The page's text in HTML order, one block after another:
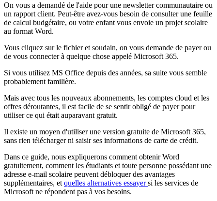
On vous a demandé de l'aide pour une newsletter communautaire ou
un rapport client. Peut-être avez-vous besoin de consulter une feuille
de calcul budgétaire, ou votre enfant vous envoie un projet scolaire
au format Word.
Vous cliquez sur le fichier et soudain, on vous demande de payer ou
de vous connecter à quelque chose appelé Microsoft 365.
Si vous utilisez MS Office depuis des années, sa suite vous semble
probablement familière.
Mais avec tous les nouveaux abonnements, les comptes cloud et les
offres déroutantes, il est facile de se sentir obligé de payer pour
utiliser ce qui était auparavant gratuit.
Il existe un moyen d'utiliser une version gratuite de Microsoft 365,
sans rien télécharger ni saisir ses informations de carte de crédit.
Dans ce guide, nous expliquerons comment obtenir Word
gratuitement, comment les étudiants et toute personne possédant une
adresse e-mail scolaire peuvent débloquer des avantages
supplémentaires, et quelles alternatives essayersi les services de
Microsoft ne répondent pas à vos besoins.